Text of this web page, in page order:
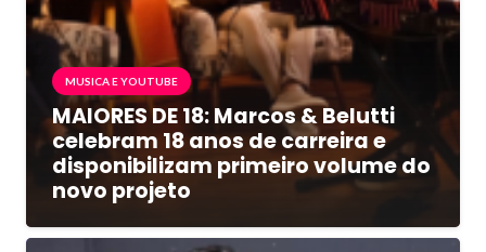
MUSICA E YOUTUBE
MAIORES DE 18: Marcos & Belutti
celebram 18 anos de carreira e
disponibilizam primeiro volume do
novo projeto